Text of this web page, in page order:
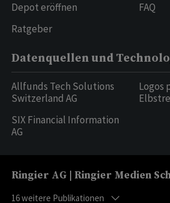
Depot eröffnen
Ratgeber
FAQ
Datenquellen und
Allfunds Tech Solutions
Switzerland AG
SIX Financial Information
AG
Logos
Ringier AG | Ringier Medien
16weitere Publikationen